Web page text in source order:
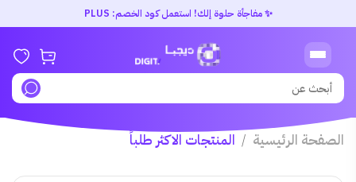
✨ مفاجأة حلوة إلك! استعمل كود الخصم: PLUS
الصفحة الرئيسية / المنتجات الاكثر طلباً